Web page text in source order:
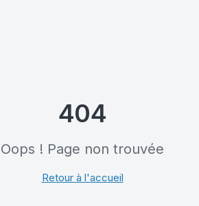
404
Oops ! Page non trouvée
Retour à l'accueil